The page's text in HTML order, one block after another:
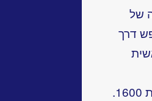
של
דרך
האינסופיות הבלבדית של האל ובשל כך הועלה על המוקד בשנת 1600.